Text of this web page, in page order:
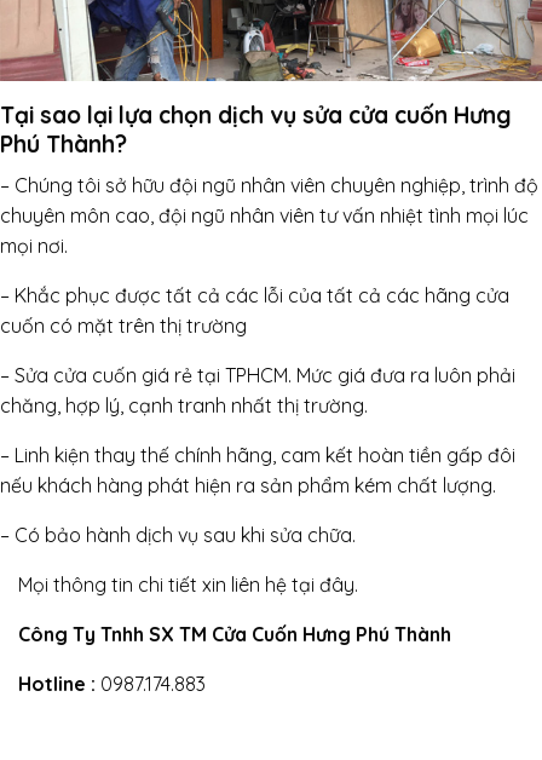
Tại sao lại lựa chọn dịch vụ sửa cửa cuốn Hưng
Phú Thành?
– Chúng tôi sở hữu đội ngũ nhân viên chuyên nghiệp, trình độ
chuyên môn cao, đội ngũ nhân viên tư vấn nhiệt tình mọi lúc
mọi nơi.
– Khắc phục được tất cả các lỗi của tất cả các hãng cửa
cuốn có mặt trên thị trường
– Sửa cửa cuốn giá rẻ tại TPHCM. Mức giá đưa ra luôn phải
chăng, hợp lý, cạnh tranh nhất thị trường.
– Linh kiện thay thế chính hãng, cam kết hoàn tiền gấp đôi
nếu khách hàng phát hiện ra sản phẩm kém chất lượng.
– Có bảo hành dịch vụ sau khi sửa chữa.
Mọi thông tin chi tiết xin liên hệ tại đây.
Công Ty Tnhh SX TM Cửa Cuốn Hưng Phú Thành
Hotline : 0987.174.883